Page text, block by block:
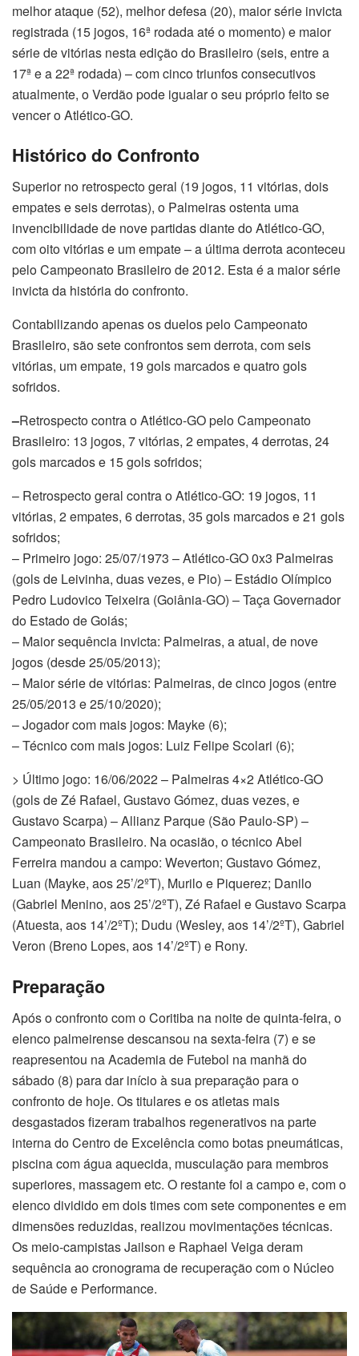
melhor ataque (52), melhor defesa (20), maior série invicta
registrada (15 jogos, 16ª rodada até o momento) e maior
série de vitórias nesta edição do Brasileiro (seis, entre a
17ª e a 22ª rodada) – com cinco triunfos consecutivos
atualmente, o Verdão pode igualar o seu próprio feito se
vencer o Atlético-GO.
Histórico do Confronto
Superior no retrospecto geral (19 jogos, 11 vitórias, dois
empates e seis derrotas), o Palmeiras ostenta uma
invencibilidade de nove partidas diante do Atlético-GO,
com oito vitórias e um empate – a última derrota aconteceu
pelo Campeonato Brasileiro de 2012. Esta é a maior série
invicta da história do confronto.
Contabilizando apenas os duelos pelo Campeonato
Brasileiro, são sete confrontos sem derrota, com seis
vitórias, um empate, 19 gols marcados e quatro gols
sofridos.
–Retrospecto contra o Atlético-GO pelo Campeonato
Brasileiro: 13 jogos, 7 vitórias, 2 empates, 4 derrotas, 24
gols marcados e 15 gols sofridos;
– Retrospecto geral contra o Atlético-GO: 19 jogos, 11
vitórias, 2 empates, 6 derrotas, 35 gols marcados e 21 gols
sofridos;
– Primeiro jogo: 25/07/1973 – Atlético-GO 0x3 Palmeiras
(gols de Leivinha, duas vezes, e Pio) – Estádio Olímpico
Pedro Ludovico Teixeira (Goiânia-GO) – Taça Governador
do Estado de Goiás;
– Maior sequência invicta: Palmeiras, a atual, de nove
jogos (desde 25/05/2013);
– Maior série de vitórias: Palmeiras, de cinco jogos (entre
25/05/2013 e 25/10/2020);
– Jogador com mais jogos: Mayke (6);
– Técnico com mais jogos: Luiz Felipe Scolari (6);
> Último jogo: 16/06/2022 – Palmeiras 4×2 Atlético-GO
(gols de Zé Rafael, Gustavo Gómez, duas vezes, e
Gustavo Scarpa) – Allianz Parque (São Paulo-SP) –
Campeonato Brasileiro. Na ocasião, o técnico Abel
Ferreira mandou a campo: Weverton; Gustavo Gómez,
Luan (Mayke, aos 25’/2ºT), Murilo e Piquerez; Danilo
(Gabriel Menino, aos 25’/2ºT), Zé Rafael e Gustavo Scarpa
(Atuesta, aos 14’/2ºT); Dudu (Wesley, aos 14’/2ºT), Gabriel
Veron (Breno Lopes, aos 14’/2ºT) e Rony.
Preparação
Após o confronto com o Coritiba na noite de quinta-feira, o
elenco palmeirense descansou na sexta-feira (7) e se
reapresentou na Academia de Futebol na manhã do
sábado (8) para dar início à sua preparação para o
confronto de hoje. Os titulares e os atletas mais
desgastados fizeram trabalhos regenerativos na parte
interna do Centro de Excelência como botas pneumáticas,
piscina com água aquecida, musculação para membros
superiores, massagem etc. O restante foi a campo e, com o
elenco dividido em dois times com sete componentes e em
dimensões reduzidas, realizou movimentações técnicas.
Os meio-campistas Jailson e Raphael Veiga deram
sequência ao cronograma de recuperação com o Núcleo
de Saúde e Performance.